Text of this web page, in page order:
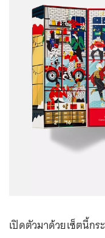
เปิดตัวมาด้วยเซ็ตนี้กร